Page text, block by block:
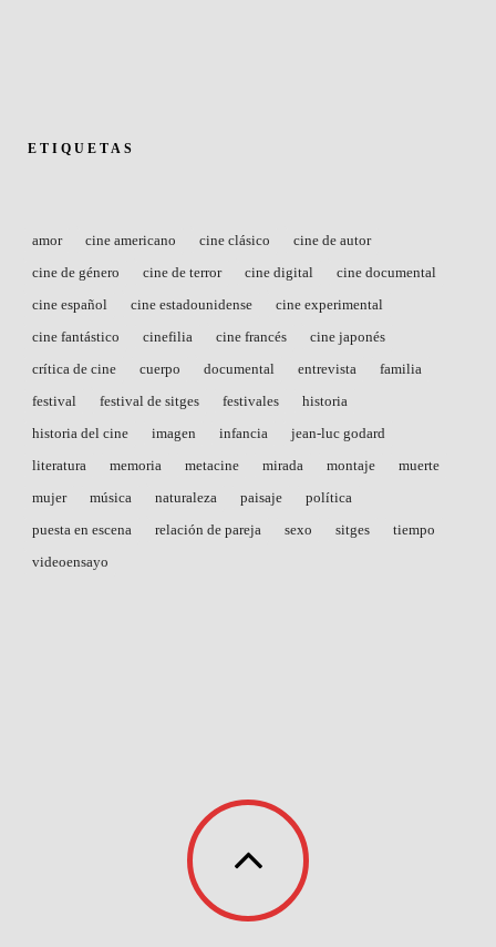
ETIQUETAS
amor cine americano cine clásico
cine de autor
cine de género
cine de terror cine digital
cine documental
cine español
cine estadounidense
cine experimental
cine fantástico
cinefilia cine francés
cine japonés
crítica de cine
cuerpo documental entrevista
familia
festival
festival de sitges festivales
historia
historia del cine
imagen infancia
jean-luc godard
literatura
memoria metacine mirada montaje
muerte
mujer
música naturaleza paisaje
política
puesta en escena
relación de pareja sexo sitges
tiempo
videoensayo